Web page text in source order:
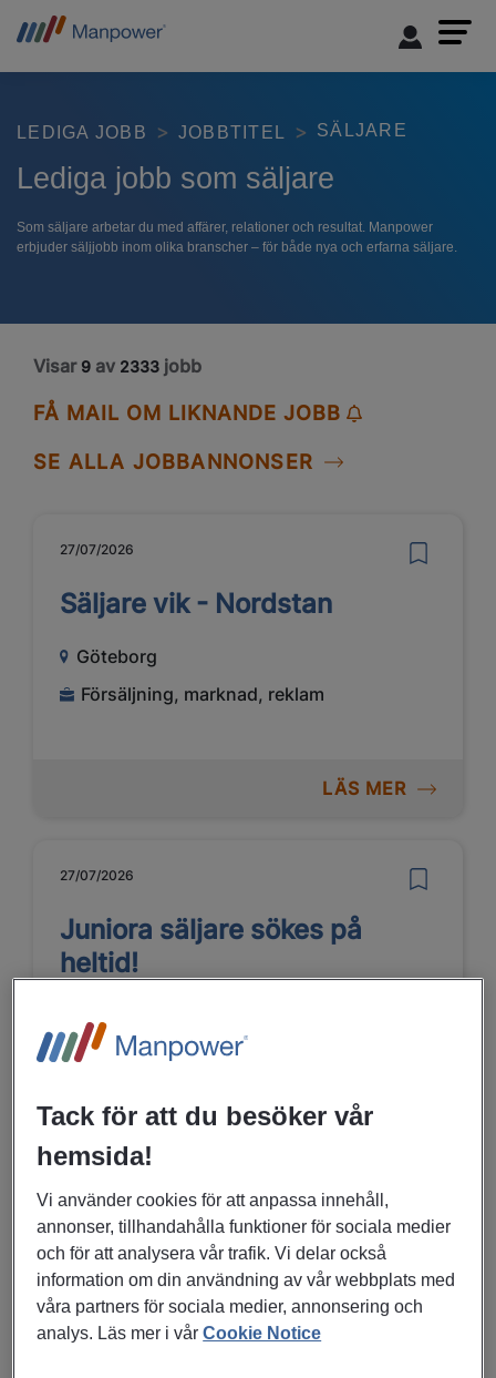
LEDIGA JOBB JOBBTITEL SÄLJARE
Lediga jobb som säljare
Som säljare arbetar du med affärer, relationer och resultat. Manpower
erbjuder säljjobb inom olika branscher – för både nya och erfarna säljare.
SE ALLA JOBBANNONSER
Visar 9 av 2333 jobb
FÅ MAIL OM LIKNANDE JOBB
27/07/2026
Säljare vik - Nordstan
Göteborg
Försäljning, marknad, reklam
LÄS MER
27/07/2026
Juniora säljare sökes på
heltid!
Försäljning, marknad, reklam
27/07/2026
Kickstarta din karriär som
säljare!
Tack för att du besöker vår
hemsida!
Vi använder cookies för att anpassa innehåll,
annonser, tillhandahålla funktioner för sociala medier
och för att analysera vår trafik. Vi delar också
information om din användning av vår webbplats med
våra partners för sociala medier, annonsering och
analys. Läs mer i vårCookie Notice